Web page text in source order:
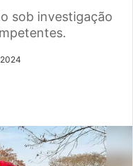
sob investigação